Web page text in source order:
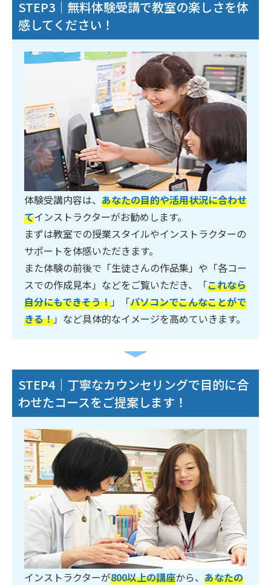
STEP3｜無料体験受講で教室の楽しさを体
感してください！
体験受講内容は、 あなたの目的や活用状況に合わせ
てインストラクターがお勧めします。
まずは教室での授業スタイルやインストラクターの
サポートを体感いただきます。
また体験の前後で「生徒さんの作品集」や「各コー
スでの作成見本」などをご覧いただき、「これなら
自分にもできそう！」「パソコンでこんなことがで
きる！」など具体的なイメージを高めていきます。
STEP4｜丁寧なカウンセリングで目的に合
わせたコースをご提案します！
インストラクターが800以上の講座から、 あなたの